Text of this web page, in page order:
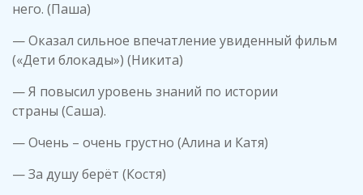
него. (Паша)
— Оказал сильное впечатление увиденный фильм
(«Дети блокады») (Никита)
— Я повысил уровень знаний по истории
страны (Саша).
— Очень – очень грустно (Алина и Катя)
— За душу берёт (Костя)